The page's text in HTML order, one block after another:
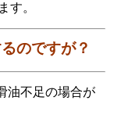
す。
のですが？
油不足の場合が